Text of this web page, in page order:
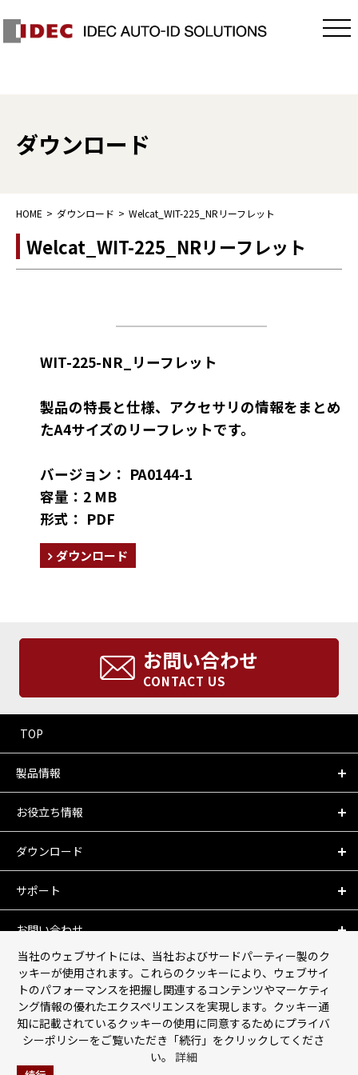
当社のウェブサイトには、当社およびサードパーティー製のク
ッキーが使用されます。これらのクッキーにより、ウェブサイ
トのパフォーマンスを把握し関連するコンテンツやマーケティ
ング情報の優れたエクスペリエンスを実現します。クッキー通
知に記載されているクッキーの使用に同意するためにプライバ
シーポリシーをご覧いただき「続行」をクリックしてくださ
い。 詳細
ダウンロード
HOME ダウンロード Welcat_WIT-225_NRリーフレット
Welcat_WIT-225_NRリーフレット
WIT-225-NR_リーフレット
製品の特長と仕様、アクセサリの情報をまとめ
たA4サイズのリーフレットです。
バージョン： PA0144-1
容量：2 MB
形式： PDF
ダウンロード
お問い合わせ
CONTACT US
TOP
製品情報
お役立ち情報
ダウンロード
サポート
お問い合わせ
会社情報
個人情報保護について
利用規約